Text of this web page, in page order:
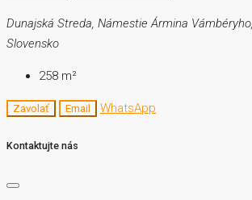
Dunajská Streda, Námestie Ármina
Slovensko
258 m²
Zavolať Email WhatsApp
Kontaktujte nás